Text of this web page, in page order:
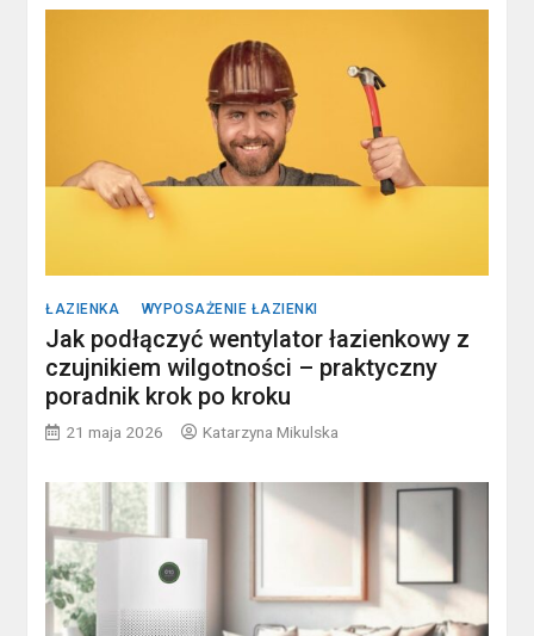
ŁAZIENKA WYPOSAŻENIE ŁAZIENKI
Jak podłączyć wentylator łazienkowy z
czujnikiem wilgotności – praktyczny
poradnik krok po kroku
21 maja 2026 Katarzyna Mikulska